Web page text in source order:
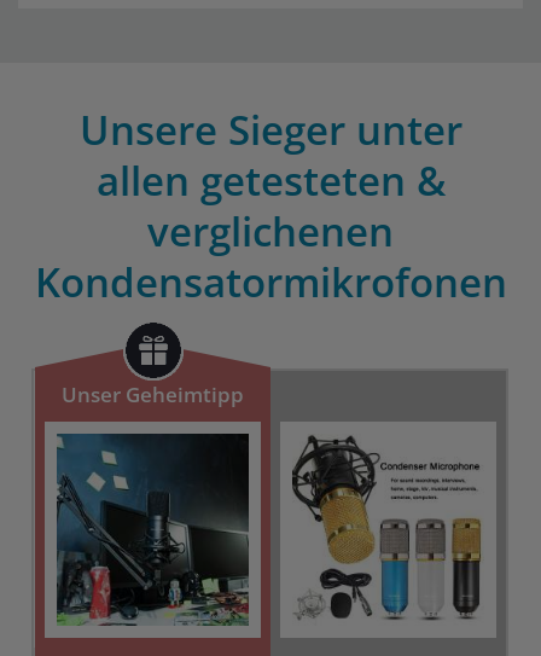
Unsere Sieger unter
allen getesteten &
verglichenen
Kondensatormikrofonen
Unser Geheimtipp